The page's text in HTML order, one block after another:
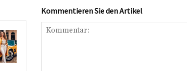
Kommentieren Sie den Artikel